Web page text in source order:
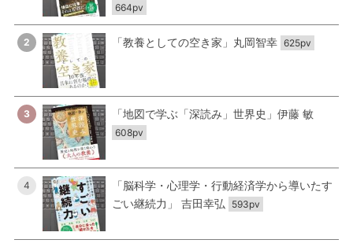
664pv
2 「教養としての空き家」丸岡智幸 625pv
3 「地図で学ぶ「深読み」世界史」伊藤 敏
608pv
4
「脳科学・心理学・行動経済学から導いたす
ごい継続力」 吉田幸弘
593pv